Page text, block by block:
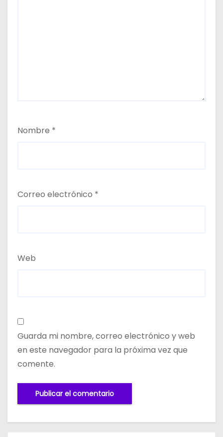
Nombre *
Correo electrónico *
Web
Guarda mi nombre, correo electrónico y web
en este navegador para la próxima vez que
comente.